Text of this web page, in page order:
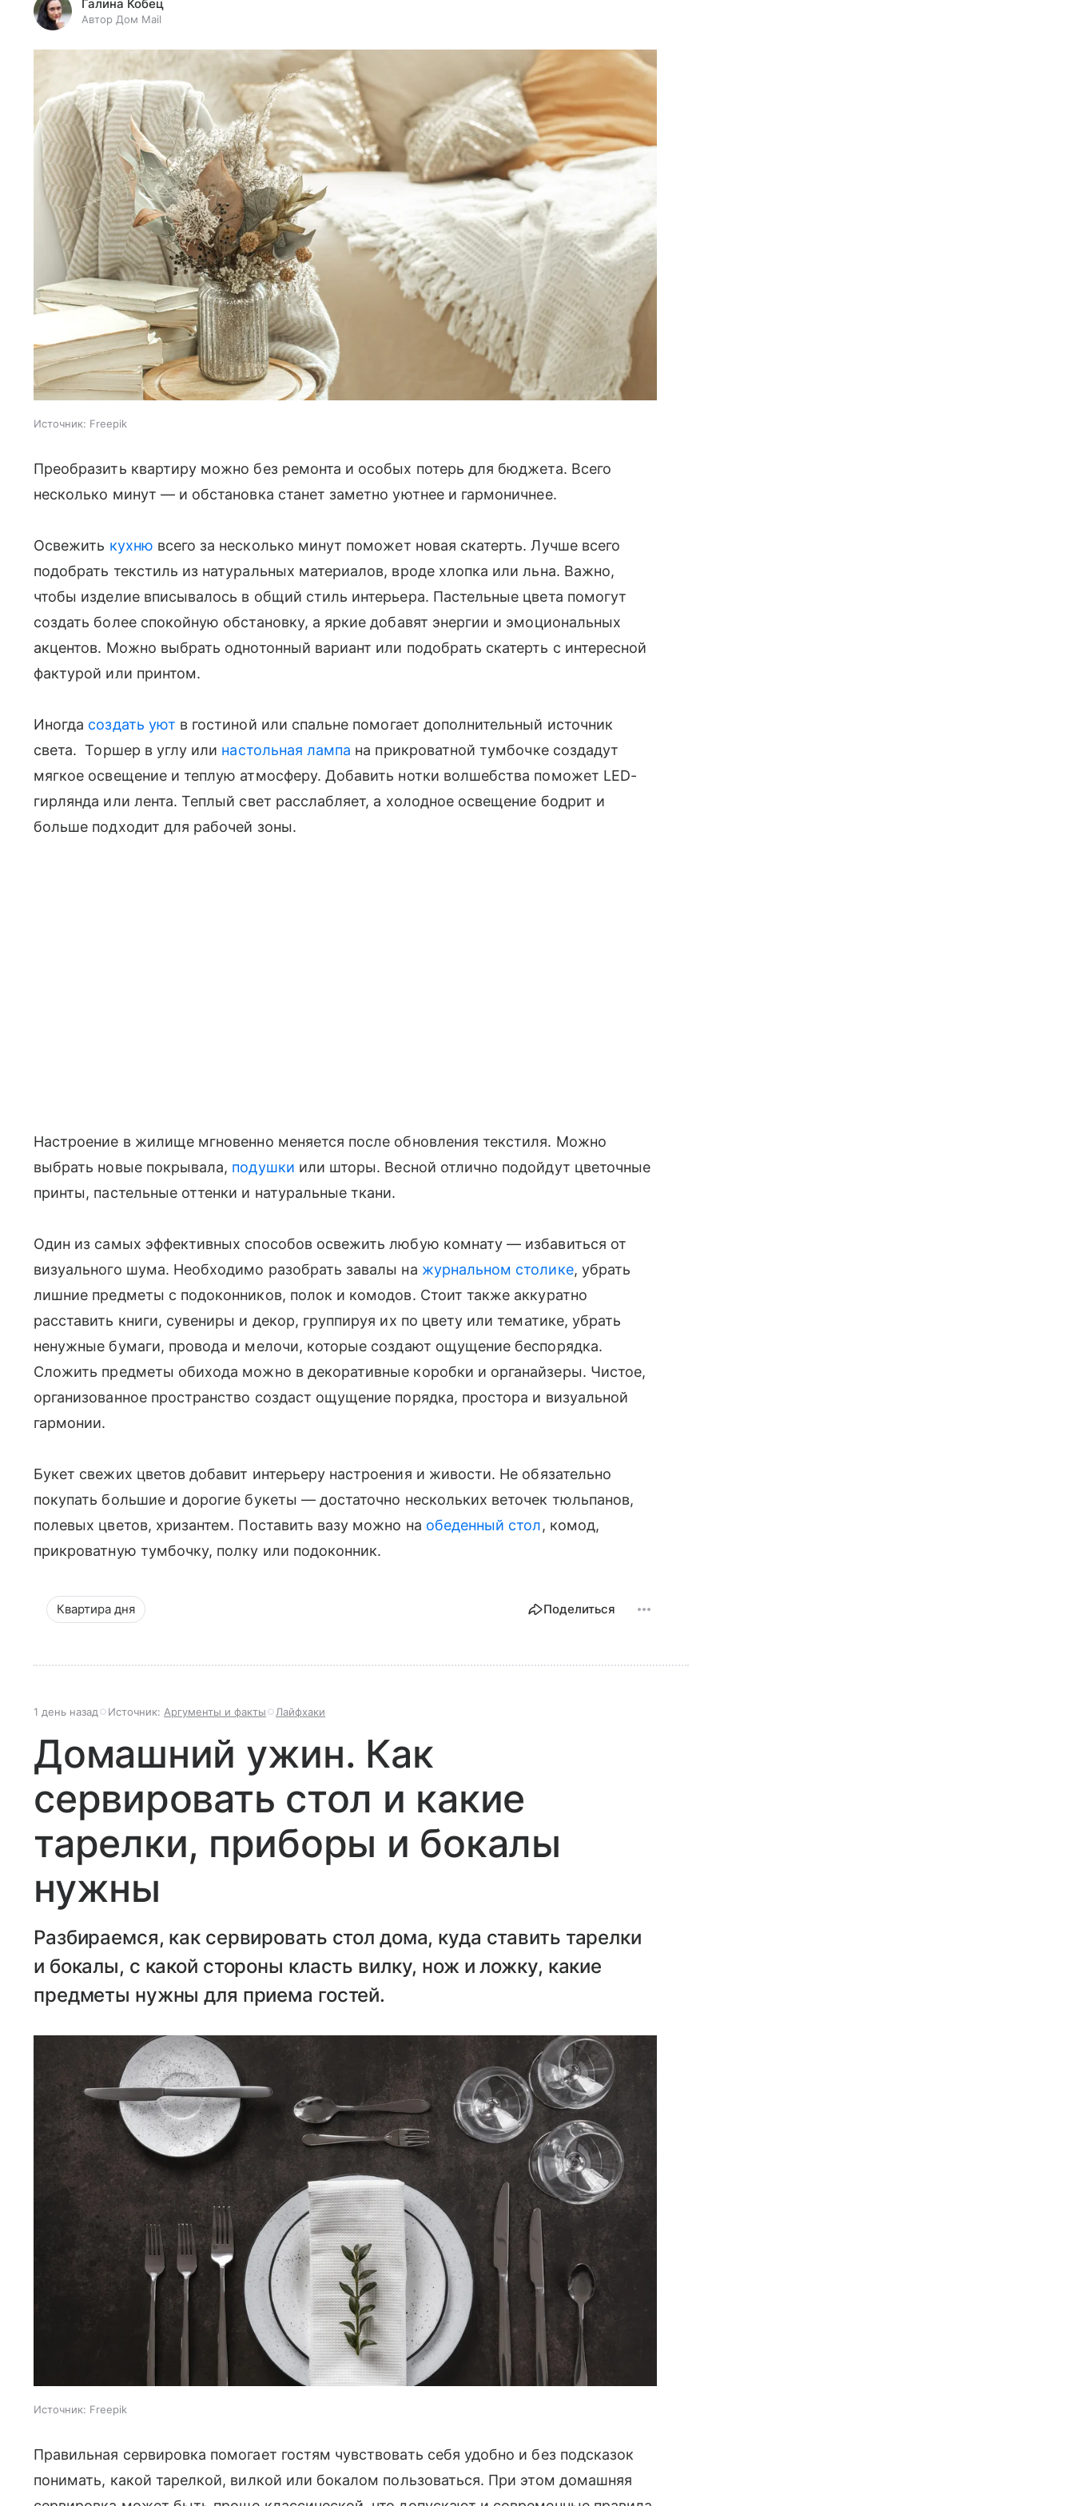
Галина Кобец
Автор Дом Mail
Источник: Freepik
Преобразить квартиру можно без ремонта и особых потерь для бюджета. Всего
несколько минут — и обстановка станет заметно уютнее и гармоничнее.
Освежить кухню всего за несколько минут поможет новая скатерть. Лучше всего
подобрать текстиль из натуральных материалов, вроде хлопка или льна. Важно,
чтобы изделие вписывалось в общий стиль интерьера. Пастельные цвета помогут
создать более спокойную обстановку, а яркие добавят энергии и эмоциональных
акцентов. Можно выбрать однотонный вариант или подобрать скатерть с интересной
фактурой или принтом.
Иногда создать уют в гостиной или спальне помогает дополнительный источник
света. Торшер в углу или настольная лампа на прикроватной тумбочке создадут
мягкое освещение и теплую атмосферу. Добавить нотки волшебства поможет LED-
гирлянда или лента. Теплый свет расслабляет, а холодное освещение бодрит и
больше подходит для рабочей зоны.
Настроение в жилище мгновенно меняется после обновления текстиля. Можно
выбрать новые покрывала, подушки или шторы. Весной отлично подойдут цветочные
принты, пастельные оттенки и натуральные ткани.
Один из самых эффективных способов освежить любую комнату — избавиться от
визуального шума. Необходимо разобрать завалы на журнальном столике, убрать
лишние предметы с подоконников, полок и комодов. Стоит также аккуратно
расставить книги, сувениры и декор, группируя их по цвету или тематике, убрать
ненужные бумаги, провода и мелочи, которые создают ощущение беспорядка.
Сложить предметы обихода можно в декоративные коробки и органайзеры. Чистое,
организованное пространство создаст ощущение порядка, простора и визуальной
гармонии.
Букет свежих цветов добавит интерьеру настроения и живости. Не обязательно
покупать большие и дорогие букеты — достаточно нескольких веточек тюльпанов,
полевых цветов, хризантем. Поставить вазу можно на обеденный стол, комод,
прикроватную тумбочку, полку или подоконник.
Квартира дня Поделиться
1 день назад Источник: Аргументы и факты Лайфхаки
Домашний ужин. Как
сервировать стол и какие
тарелки, приборы и бокалы
нужны
Разбираемся, как сервировать стол дома, куда ставить тарелки
и бокалы, с какой стороны класть вилку, нож и ложку, какие
предметы нужны для приема гостей.
Источник: Freepik
Правильная сервировка помогает гостям чувствовать себя удобно и без подсказок
понимать, какой тарелкой, вилкой или бокалом пользоваться. При этом домашняя